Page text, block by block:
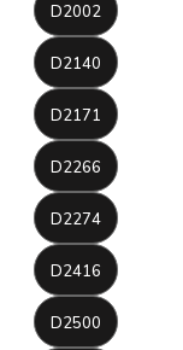
D2002
D2140
D2171
D2266
D2274
D2416
D2500